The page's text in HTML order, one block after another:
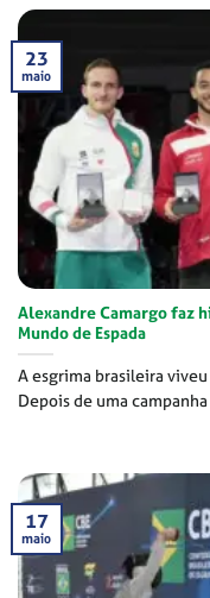
Alexandre Camargo faz
Mundo de Espada
A esgrima brasileira
Depois de uma campanha
23
maio
17
maio